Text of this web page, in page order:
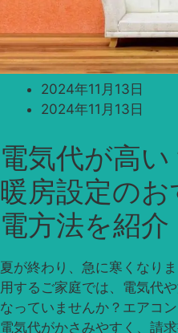
2024年11月13日
2024年11月13日
電気代が高
暖房設定の
電方法を紹介
夏が終わり、急に寒くなり
用するご家庭では、電気代
なっていませんか？エアコ
電気代がかさみやすく、請